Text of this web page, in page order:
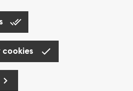
cookies